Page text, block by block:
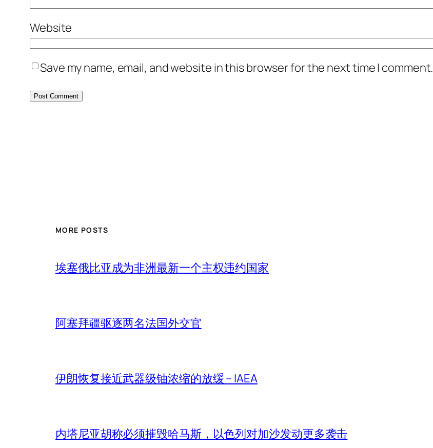
Website
Save my name, email, and website in this browser for the next time I comment.
MORE POSTS
埃塞俄比亚成为非洲最新一个主权违约国家
阿塞拜疆驱逐两名法国外交官
伊朗恢复接近武器级铀浓缩的放缓 – IAEA
内塔尼亚胡称必须摧毁哈马斯，以色列对加沙发动更多袭击